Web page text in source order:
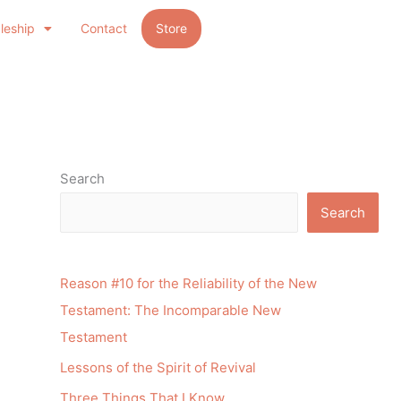
Contact Store
Search
Search
Reason #10 for the Reliability of the New
Testament: The Incomparable New
Testament
Lessons of the Spirit of Revival
Three Things That I Know